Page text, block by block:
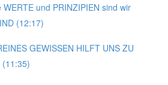
WERTE und PRINZIPIEN sind wir
(12:17)
GEWISSEN HILFT UNS ZU
(11:35)